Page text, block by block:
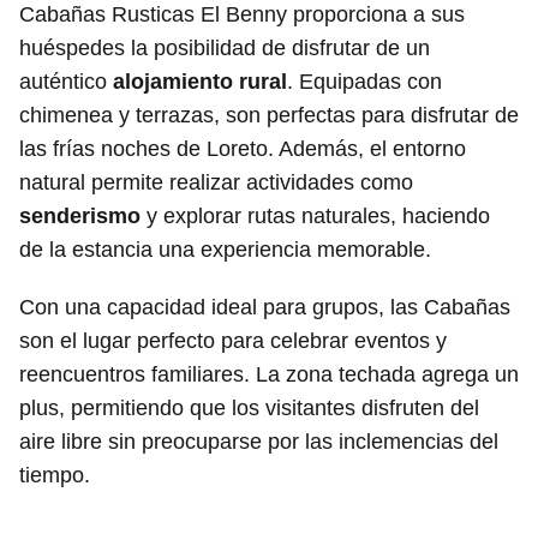
Cabañas Rusticas El Benny proporciona a sus
huéspedes la posibilidad de disfrutar de un
auténtico alojamiento rural. Equipadas con
chimenea y terrazas, son perfectas para disfrutar de
las frías noches de Loreto. Además, el entorno
natural permite realizar actividades como
senderismo y explorar rutas naturales, haciendo
de la estancia una experiencia memorable.
Con una capacidad ideal para grupos, las Cabañas
son el lugar perfecto para celebrar eventos y
reencuentros familiares. La zona techada agrega un
plus, permitiendo que los visitantes disfruten del
aire libre sin preocuparse por las inclemencias del
tiempo.